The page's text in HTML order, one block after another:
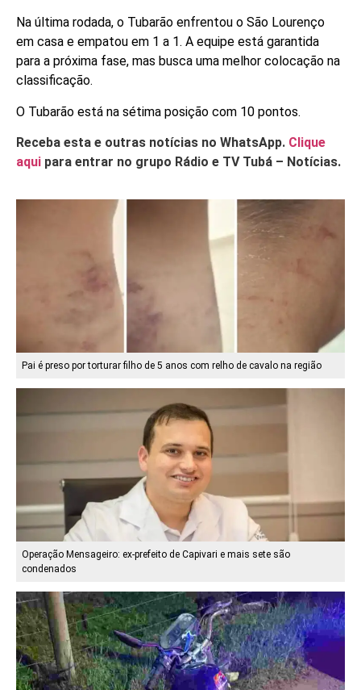
Na última rodada, o Tubarão enfrentou o São Lourenço
em casa e empatou em 1 a 1. A equipe está garantida
para a próxima fase, mas busca uma melhor colocação na
classificação.
O Tubarão está na sétima posição com 10 pontos.
Receba esta e outras notícias no WhatsApp. Clique
aqui para entrar no grupo Rádio e TV Tubá – Notícias.
Pai é preso por torturar filho de 5 anos com relho de cavalo na região
Operação Mensageiro: ex-prefeito de Capivari e mais sete são
condenados